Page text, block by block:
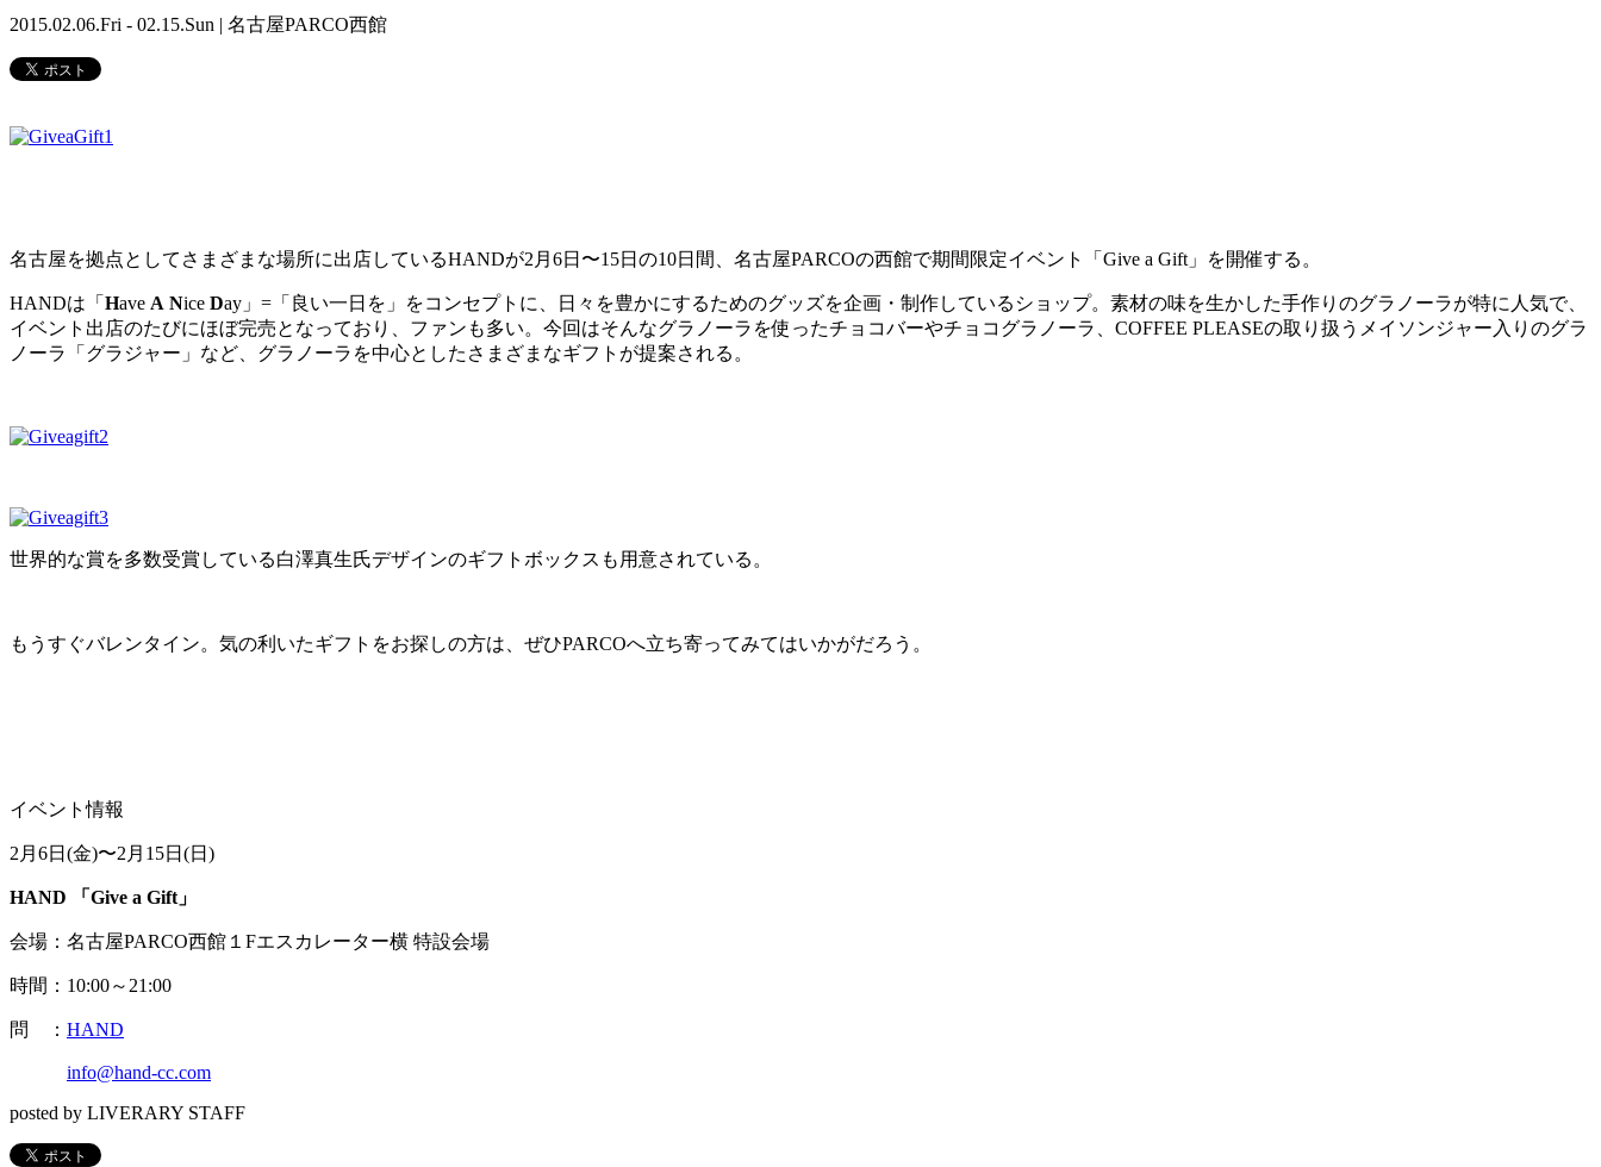
2015.02.06.Fri - 02.15.Sun | 名古屋PARCO西館
名古屋を拠点としてさまざまな場所に出店しているHANDが2月6日〜15日の10日間、名古屋PARCOの西館で期間限定イベント「Give a Gift」を開催する。
HANDは「 Have A Nice Day」=「良い一日を」をコンセプトに、日々を豊かにするためのグッズを企画・制作しているショップ。素材の味を生かした手作りのグラノーラが特に人気で、
イベント出店のたびにほぼ完売となっており、ファンも多い。今回はそんなグラノーラを使ったチョコバーやチョコグラノーラ、COFFEE PLEASEの取り扱うメイソンジャー入りのグラ
ノーラ「グラジャー」など、グラノーラを中心としたさまざまなギフトが提案される。
世界的な賞を多数受賞している白澤真生氏デザインのギフトボックスも用意されている。
もうすぐバレンタイン。気の利いたギフトをお探しの方は、ぜひPARCOへ立ち寄ってみてはいかがだろう。
イベント情報
2月6日(金)〜2月15日(日)
HAND 「Give a Gift」
会場：名古屋PARCO西館１Fエスカレーター横 特設会場
時間：10:00～21:00
問 ： HAND
info@hand-cc.com
posted by LIVERARY STAFF